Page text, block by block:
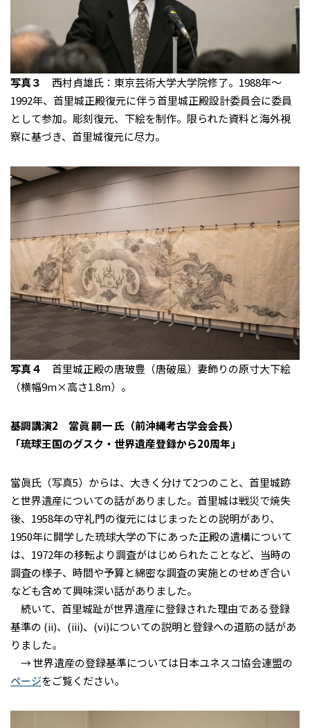
写真３
西村貞雄氏：東京芸術大学大学院修了。1988年〜
1992年、首里城正殿復元に伴う首里城正殿設計委員会に委員
として参加。彫刻復元、下絵を制作。限られた資料と海外視
察に基づき、首里城復元に尽力。
写真４ 首里城正殿の唐玻豊（唐破風）妻飾りの原寸大下絵
（横幅9m×高さ1.8m）。
基調講演2 當眞 嗣一 氏（前沖縄考古学会会長）
「琉球王国のグスク・世界遺産登録から20周年」
當眞氏（写真5）からは、大きく分けて2つのこと、首里城跡
と世界遺産についての話がありました。首里城は戦災で焼失
後、1958年の守礼門の復元にはじまったとの説明があり、
1950年に開学した琉球大学の下にあった正殿の遺構について
は、1972年の移転より調査がはじめられたことなど、当時の
調査の様子、時間や予算と綿密な調査の実施とのせめぎ合い
なども含めて興味深い話がありました。
続いて、首里城趾が世界遺産に登録された理由である登録
基準の (ii)、(iii)、(vi)についての説明と登録への道筋の話があ
りました。
→ 世界遺産の登録基準については日本ユネスコ協会連盟の
ページをご覧ください。